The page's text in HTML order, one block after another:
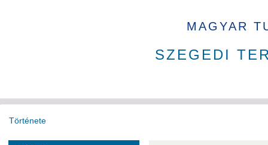
MAGYAR
SZEGEDI
Története